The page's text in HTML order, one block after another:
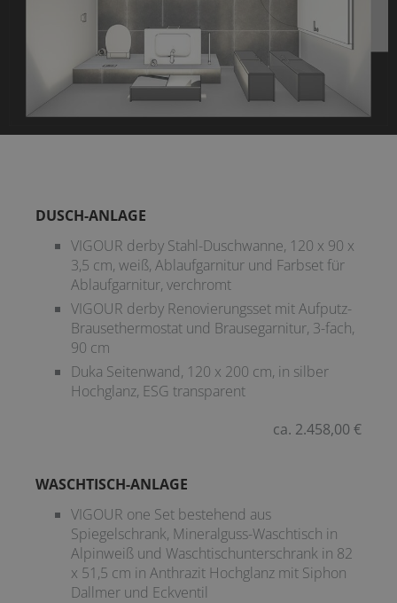
DUSCH-ANLAGE
VIGOUR derby Stahl-Duschwanne, 120 x 90 x
3,5 cm, weiß, Ablaufgarnitur und Farbset für
Ablaufgarnitur, verchromt
VIGOUR derby Renovierungsset mit Aufputz-
Brausethermostat und Brausegarnitur, 3-fach,
90 cm
Duka Seitenwand, 120 x 200 cm, in silber
Hochglanz, ESG transparent
ca. 2.458,00 €
WASCHTISCH-ANLAGE
VIGOUR one Set bestehend aus
Spiegelschrank, Mineralguss-Waschtisch in
Alpinweiß und Waschtischunterschrank in 82
x 51,5 cm in Anthrazit Hochglanz mit Siphon
Dallmer und Eckventil